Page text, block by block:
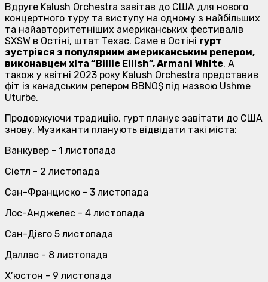
Вдруге Kalush Orchestra завітав до США для нового
концертного туру та виступу на одному з найбільших
та найавторитетніших американських фестивалів
SXSW в Остіні, штат Техас. Саме в Остіні гурт
зустрівся з популярним американським репером,
виконавцем хіта “Billie Eilish”, Armani White. А
також у квітні 2023 року Kalush Orchestra представив
фіт із канадським репером BBNO$ під назвою Ushme
Uturbe.
Продовжуючи традицію, гурт планує завітати до США
знову. Музиканти планують відвідати такі міста:
Ванкувер - 1 листопада
Сіетл - 2 листопада
Сан-Франциско - 3 листопада
Лос-Анджелес - 4 листопада
Сан-Дієго 5 листопада
Даллас - 8 листопада
Х’юстон - 9 листопада